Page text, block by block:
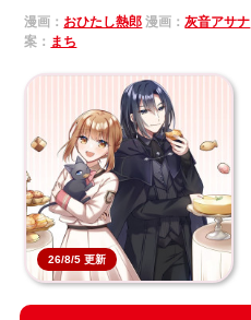
漫画： おひたし熱郎 漫画：灰音アサナ
案： まち
26/8/5 更新